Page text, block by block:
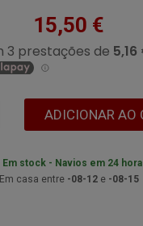
15,50 €
ADICIONAR AO
Em stock - Navios em 24
Em casa entre -08-12e -08-15